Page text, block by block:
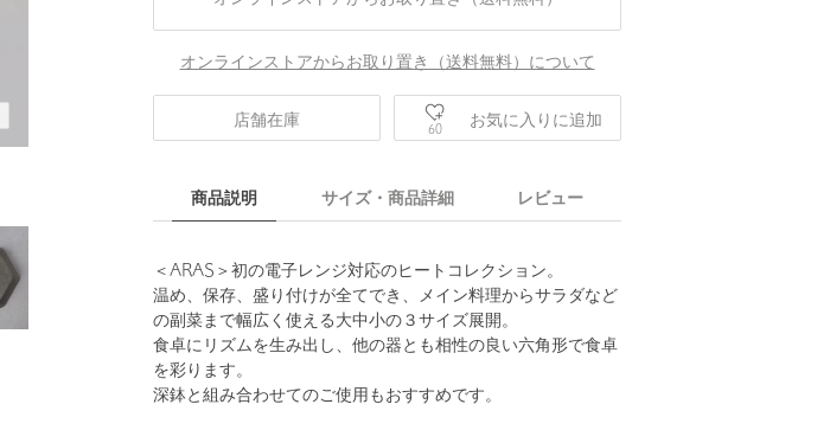
オンラインストアからお取り置き（送料無料）について
店舗在庫
60 お気に入りに追加
商品説明 サイズ・商品詳細 レビュー
＜ARAS＞初の電子レンジ対応のヒートコレクション。
温め、保存、盛り付けが全てでき、メイン料理からサラダなど
の副菜まで幅広く使える大中小の３サイズ展開。
食卓にリズムを生み出し、他の器とも相性の良い六角形で食卓
を彩ります。
深鉢と組み合わせてのご使用もおすすめです。